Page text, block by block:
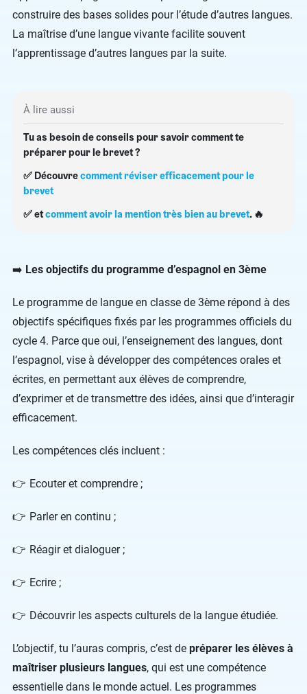
construire des bases solides pour l’étude d’autres langues.
La maîtrise d’une langue vivante facilite souvent
l’apprentissage d’autres langues par la suite.
À lire aussi
Tu as besoin de conseils pour savoir comment te
préparer pour le brevet ?
✅ Découvrecomment réviser efficacement pour le
brevet
✅ etcomment avoir la mention très bien au brevet. 🔥
➡️ Les objectifs du programme d’espagnol en 3ème
Le programme de langue en classe de 3ème répond à des
objectifs spécifiques fixés par les programmes officiels du
cycle 4. Parce que oui, l’enseignement des langues, dont
l’espagnol, vise à développer des compétences orales et
écrites, en permettant aux élèves de comprendre,
d’exprimer et de transmettre des idées, ainsi que d’interagir
efficacement.
Les compétences clés incluent :
Ecouter et comprendre ;
Parler en continu ;
Réagir et dialoguer ;
Ecrire ;
Découvrir les aspects culturels de la langue étudiée.
L’objectif, tu l’auras compris, c’est de préparer les élèves à
maîtriser plusieurs langues, qui est une compétence
essentielle dans le monde actuel. Les programmes